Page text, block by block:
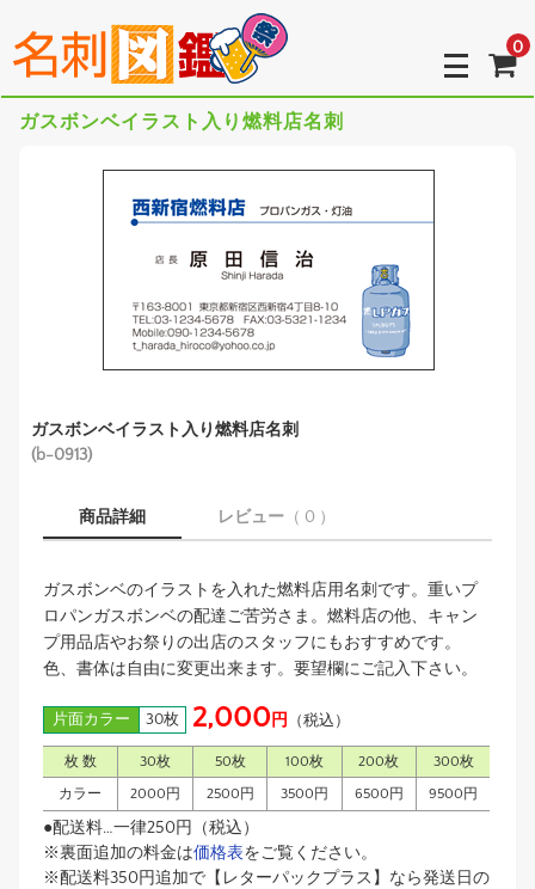
0
ガスボンベイラスト入り燃料店名刺
ガスボンベイラスト入り燃料店名刺
(b-0913)
商品詳細 レビュー （ 0 ）
ガスボンベのイラストを入れた燃料店用名刺です。重いプ
ロパンガスボンベの配達ご苦労さま。燃料店の他、キャン
プ用品店やお祭りの出店のスタッフにもおすすめです。
色、書体は自由に変更出来ます。要望欄にご記入下さい。
片面カラー 30枚 2,000円 （税込）
枚 数 30枚 50枚 100枚 200枚 300枚
カラー 2000円 2500円 3500円 6500円 9500円
●配送料…一律250円（税込）
※裏面追加の料金は価格表をご覧ください。
※配送料350円追加で【レターパックプラス】なら発送日の